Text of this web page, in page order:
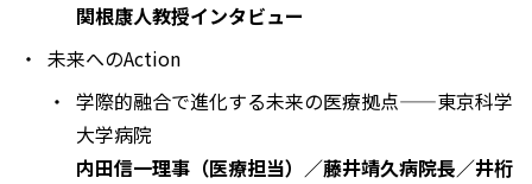
関根康人教授インタビュー
未来へのAction
学際的融合で進化する未来の医療拠点——東京科学
大学病院
内田信一理事（医療担当）／藤井靖久病院長／井桁